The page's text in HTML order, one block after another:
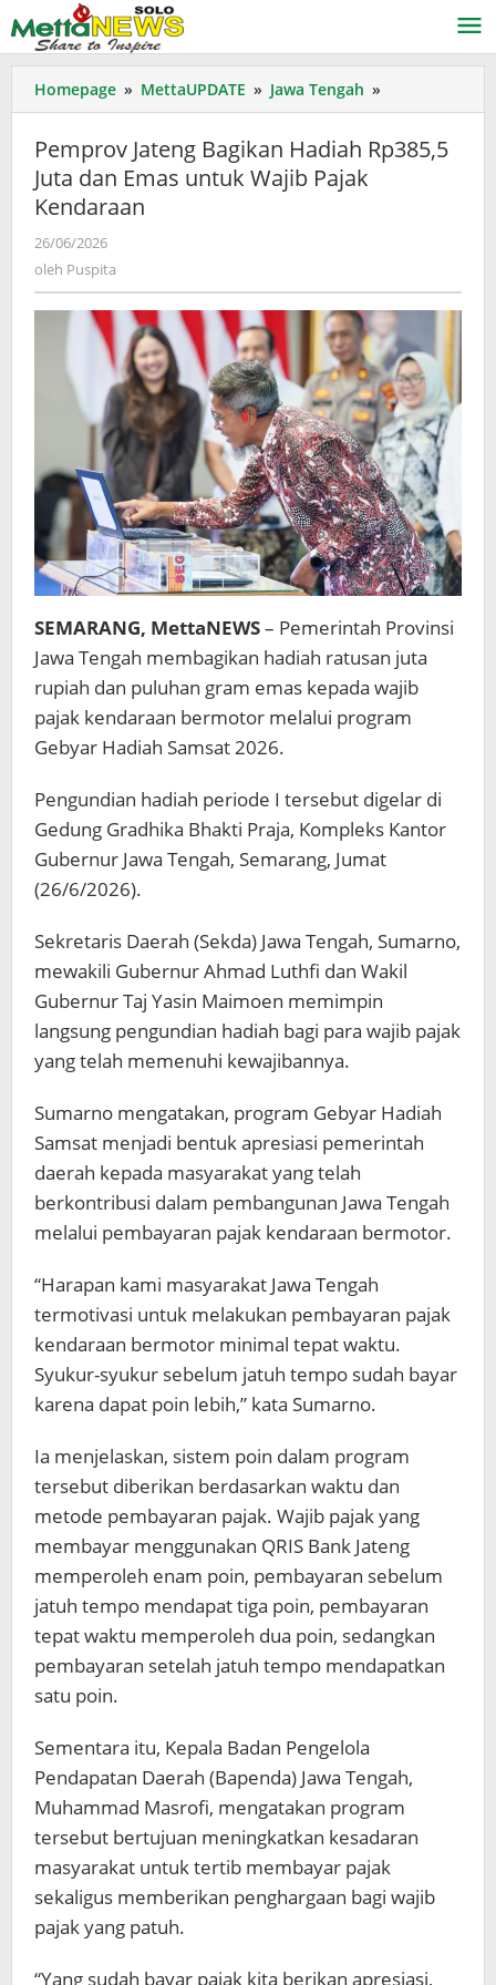
ke
konten
Homepage » MettaUPDATE » Jawa Tengah »
Jateng
Hadiah
Wajib
Pajak
Kendaraan
Pemprov Jateng Bagikan Hadiah Rp385,5
Juta dan Emas untuk Wajib Pajak
Kendaraan
26/06/2026
oleh Puspita
SEMARANG, MettaNEWS– Pemerintah Provinsi
Jawa Tengah membagikan hadiah ratusan juta
rupiah dan puluhan gram emas kepada wajib
pajak kendaraan bermotor melalui program
Gebyar Hadiah Samsat 2026.
Pengundian hadiah periode I tersebut digelar di
Gedung Gradhika Bhakti Praja, Kompleks Kantor
Gubernur Jawa Tengah, Semarang, Jumat
(26/6/2026).
Sekretaris Daerah (Sekda) Jawa Tengah, Sumarno,
mewakili Gubernur Ahmad Luthfi dan Wakil
Gubernur Taj Yasin Maimoen memimpin
langsung pengundian hadiah bagi para wajib pajak
yang telah memenuhi kewajibannya.
Sumarno mengatakan, program Gebyar Hadiah
Samsat menjadi bentuk apresiasi pemerintah
daerah kepada masyarakat yang telah
berkontribusi dalam pembangunan Jawa Tengah
melalui pembayaran pajak kendaraan bermotor.
“Harapan kami masyarakat Jawa Tengah
termotivasi untuk melakukan pembayaran pajak
kendaraan bermotor minimal tepat waktu.
Syukur-syukur sebelum jatuh tempo sudah bayar
karena dapat poin lebih,” kata Sumarno.
Ia menjelaskan, sistem poin dalam program
tersebut diberikan berdasarkan waktu dan
metode pembayaran pajak. Wajib pajak yang
membayar menggunakan QRIS Bank Jateng
memperoleh enam poin, pembayaran sebelum
jatuh tempo mendapat tiga poin, pembayaran
tepat waktu memperoleh dua poin, sedangkan
pembayaran setelah jatuh tempo mendapatkan
satu poin.
Sementara itu, Kepala Badan Pengelola
Pendapatan Daerah (Bapenda) Jawa Tengah,
Muhammad Masrofi, mengatakan program
tersebut bertujuan meningkatkan kesadaran
masyarakat untuk tertib membayar pajak
sekaligus memberikan penghargaan bagi wajib
pajak yang patuh.
“Yang sudah bayar pajak kita berikan apresiasi,